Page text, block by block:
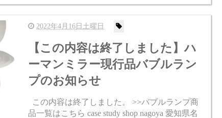
が、また展示を始めました。 在庫も持ちました
が、残り在庫をもって終了となりますので欲し
かった人は最後のチャ...
2022年4月16日土曜日
【この内容は終了しました】ハ
ーマンミラー現行品バブルラン
プのお知らせ
この内容は終了しました。 >>バブルランプ商
品一覧はこちら case study shop nagoya 愛知県名